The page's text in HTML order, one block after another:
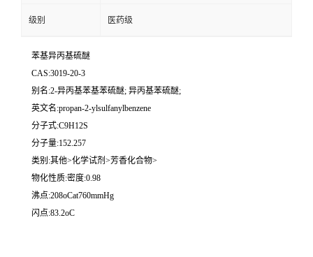
级别 医药级
苯基异丙基硫醚
CAS:3019-20-3
别名:2-异丙基苯基苯硫醚; 异丙基苯硫醚;
英文名:propan-2-ylsulfanylbenzene
分子式:C9H12S
分子量:152.257
类别:其他>化学试剂>芳香化合物>
物化性质:密度:0.98
沸点:208oCat760mmHg
闪点:83.2oC